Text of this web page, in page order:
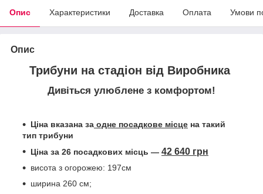
Опис Характеристики Доставка Оплата Умови
Опис
Трибуни на стадіон від Виробника
Дивіться улюблене з комфортом!
Ціна вказана за одне посадкове місце на такий
тип трибуни
Ціна за 26 посадкових місць — 42 640 грн
висота з огорожею: 197см
ширина 260 см;